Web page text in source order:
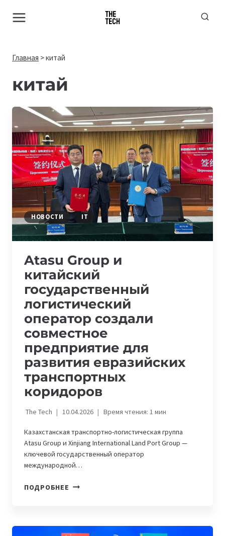
Главная >китай
китай
НОВОСТИ IT
Atasu Group и
китайский
государственный
логистический
оператор создали
совместное
предприятие для
развития евразийских
транспортных
коридоров
The Tech 10.04.2026 Время чтения: 1мин
Казахстанская транспортно-логистическая группа
Atasu Group и Xinjiang International Land Port Group —
ключевой государственный оператор
международной…
ПОДРОБНЕЕ ATASU
ГОСУДАРСТВЕННЫЙ